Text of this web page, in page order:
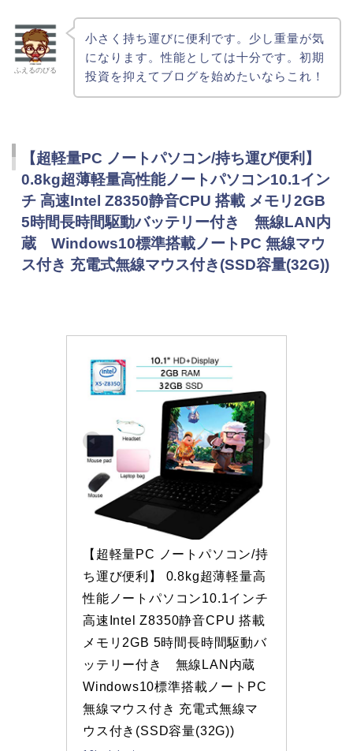
ふえるのびる
小さく持ち運びに便利です。少し重量が気
になります。性能としては十分です。初期
投資を抑えてブログを始めたいならこれ！
【超軽量PC ノートパソコン/持ち運び便利】
0.8kg超薄軽量高性能ノートパソコン10.1イン
チ 高速Intel Z8350静音CPU 搭載 メモリ2GB
5時間長時間駆動バッテリー付き 無線LAN内
蔵 Windows10標準搭載ノートPC 無線マウ
ス付き 充電式無線マウス付き(SSD容量(32G))
【超軽量PC ノートパソコン/持
ち運び便利】 0.8kg超薄軽量高
性能ノートパソコン10.1インチ
高速Intel Z8350静音CPU 搭載
メモリ2GB 5時間長時間駆動バ
ッテリー付き　無線LAN内蔵
Windows10標準搭載ノートPC
無線マウス付き 充電式無線マ
ウス付き(SSD容量(32G))